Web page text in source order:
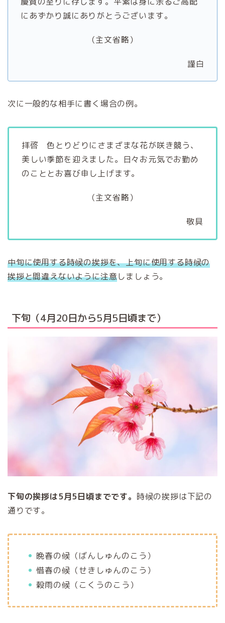
にあずかり誠にありがとうございます。
（主文省略）
謹白
次に一般的な相手に書く場合の例。
拝啓 色とりどりにさまざまな花が咲き競う、
美しい季節を迎えました。日々お元気でお勤め
のこととお喜び申し上げます。
（主文省略）
敬具
中旬に使用する時候の挨拶を、上旬に使用する時候の
挨拶と間違えないように注意しましょう。
下旬（4月20日から5月5日頃まで）
下旬の挨拶は5月5日頃までです。 時候の挨拶は下記の
通りです。
晩春の候（ばんしゅんのこう）
惜春の候（せきしゅんのこう）
穀雨の候（こくうのこう）